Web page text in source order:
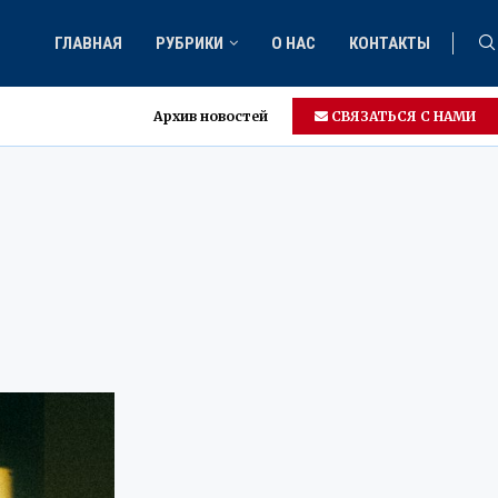
ГЛАВНАЯ РУБРИКИ О НАС КОНТАКТЫ
Архив новостей СВЯЗАТЬСЯ С НАМИ